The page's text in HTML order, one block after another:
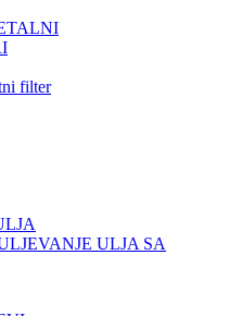
filter
ULJA SA